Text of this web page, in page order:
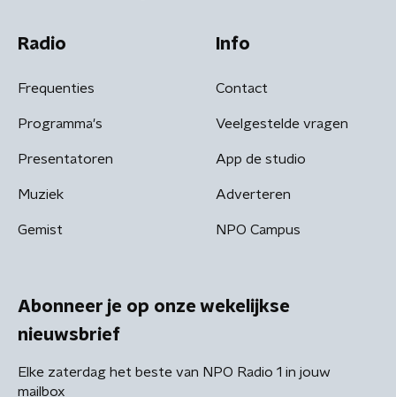
Radio
Frequenties
Programma's
Presentatoren
Muziek
Gemist
Info
Contact
Veelgestelde vragen
App de studio
Adverteren
NPO Campus
Abonneer je op onze wekelijkse
nieuwsbrief
Elke zaterdag het beste van NPO Radio 1 in jouw
mailbox